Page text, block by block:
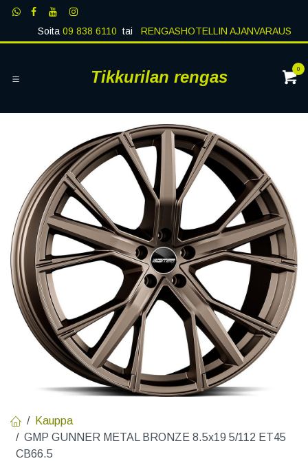
Siirry sisältöön
Soita09 838 6110 tai RENGASHOTELLIN AJANVARAUS
Tikkurilan rengas 0
Kauppa
GMP GUNNER METAL BRONZE 8.5x19 5/112 ET45
CB66.5